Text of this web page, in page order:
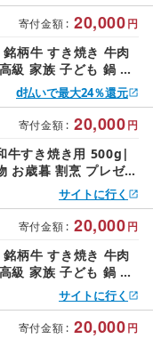
寄付金額 : 20,000円
柄牛 すき焼き 牛肉
級 家族 子ども 鍋 上
ィ やわらか うまい
甘い 上州牛 群馬県
d払いで最大24％還元
寄付金額 : 20,000円
牛すき焼き用 500g|
お歳暮 割烹 プレゼン
サイトに行く
寄付金額 : 20,000円
柄牛 すき焼き 牛肉
級 家族 子ども 鍋 上
ィ やわらか うまい
甘い 上州牛 群馬県
サイトに行く
寄付金額 : 20,000円